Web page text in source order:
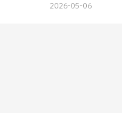
2026-05-06